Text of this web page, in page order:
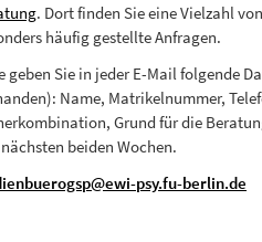
. Dort finden Sie eine Vielzahl
häufig gestellte Anfragen.
geben Sie in jeder E-Mail folgende
Name, Matrikelnummer,
Grund für die
beiden Wochen.
psy.fu-berlin.de